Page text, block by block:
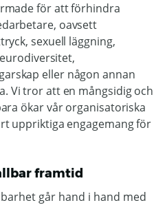
för att förhindra
oavsett
sexuell läggning,
eller någon annan
Vi tror att en mångsidig och
ökar vår organisatoriska
uppriktiga engagemang för
framtid
går hand i hand med